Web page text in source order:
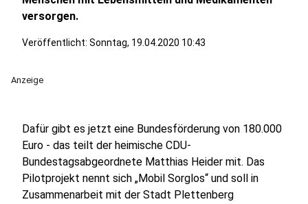
versorgen.
Veröffentlicht: Sonntag, 19.04.2020 10:43
Anzeige
Dafür gibt es jetzt eine Bundesförderung von 180.000
Euro - das teilt der heimische CDU-
Bundestagsabgeordnete Matthias Heider mit. Das
Pilotprojekt nennt sich „Mobil Sorglos“ und soll in
Zusammenarbeit mit der Stadt Plettenberg